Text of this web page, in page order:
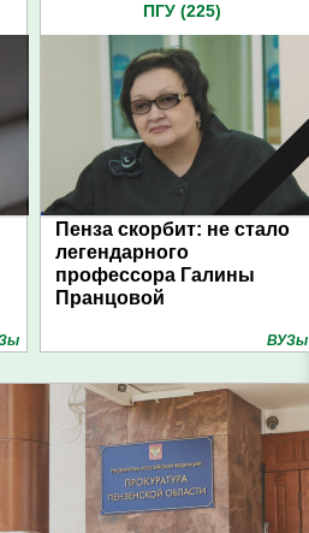
ПГУ (225)
Пенза скорбит: не стало
легендарного
профессора Галины
Пранцовой
ВУЗы